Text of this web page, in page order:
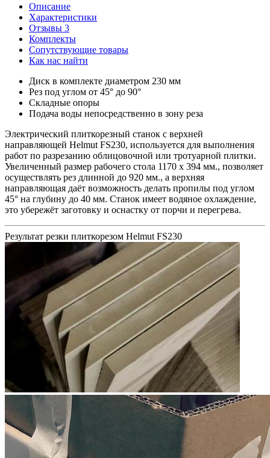
Описание
Характеристики
Отзывы 3
Комплекты
Сопутствующие товары
Как нас найти
Диск в комплекте диаметром 230 мм
Рез под углом от 45° до 90°
Складные опоры
Подача воды непосредственно в зону реза
Электрический плиткорезный станок с верхней
направляющей Helmut FS230, используется для выполнения
работ по разрезанию облицовочной или тротуарной плитки.
Увеличенный размер рабочего стола 1170 x 394 мм., позволяет
осуществлять рез длинной до 920 мм., а верхняя
направляющая даёт возможность делать пропилы под углом
45° на глубину до 40 мм. Станок имеет водяное охлаждение,
это убережёт заготовку и оснастку от порчи и перегрева.
Результат резки плиткорезом Helmut FS230